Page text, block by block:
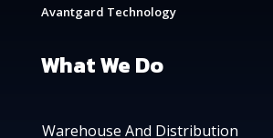
Avantgard Technology
What We Do
Warehouse And Distribution